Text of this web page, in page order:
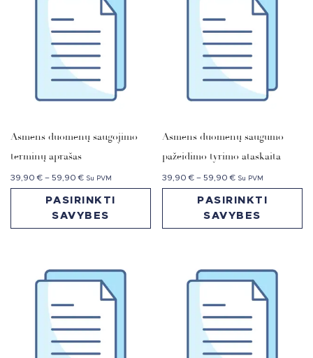
Asmens duomenų saugojimo
terminų aprašas
39,90€ – 59,90€ Su PVM
PASIRINKTI
SAVYBES
Asmens duomenų saugumo
pažeidimo tyrimo ataskaita
39,90€ – 59,90€ Su PVM
PASIRINKTI
SAVYBES